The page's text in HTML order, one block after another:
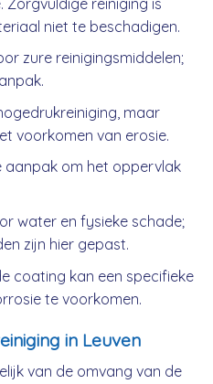
niet te beschadigen.
zure reinigingsmiddelen;
maar
voorkomen van erosie.
om het oppervlak
water en fysieke schade;
zijn hier gepast.
coating kan een specifieke
te voorkomen.
in Leuven
van de omvang van de